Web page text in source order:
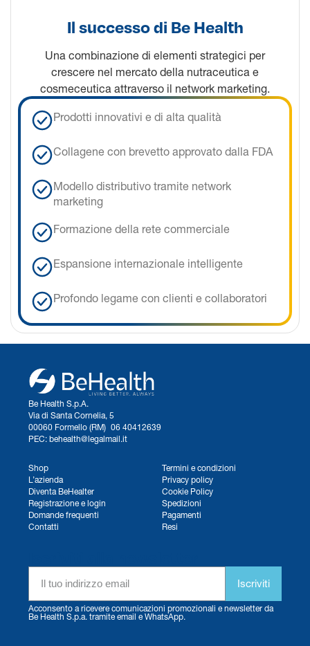
Il successo di Be Health
Una combinazione di elementi strategici per
crescere nel mercato della nutraceutica e
cosmeceutica attraverso il network marketing.
Prodotti innovativi e di alta qualità
Collagene con brevetto approvato dalla FDA
Modello distributivo tramite network
marketing
Formazione della rete commerciale
Espansione internazionale intelligente
Profondo legame con clienti e collaboratori
Be Health S.p.A.
Via di Santa Cornelia, 5
00060 Formello (RM) 06 40412639
PEC: behealth@legalmail.it
Shop
L’azienda
Diventa BeHealter
Registrazione e login
Domande frequenti
Contatti
Termini e condizioni
Privacy policy
Cookie Policy
Spedizioni
Pagamenti
Resi
Iscriviti
Acconsento a ricevere comunicazioni promozionali e newsletter da
Be Health S.p.a. tramite email e WhatsApp.